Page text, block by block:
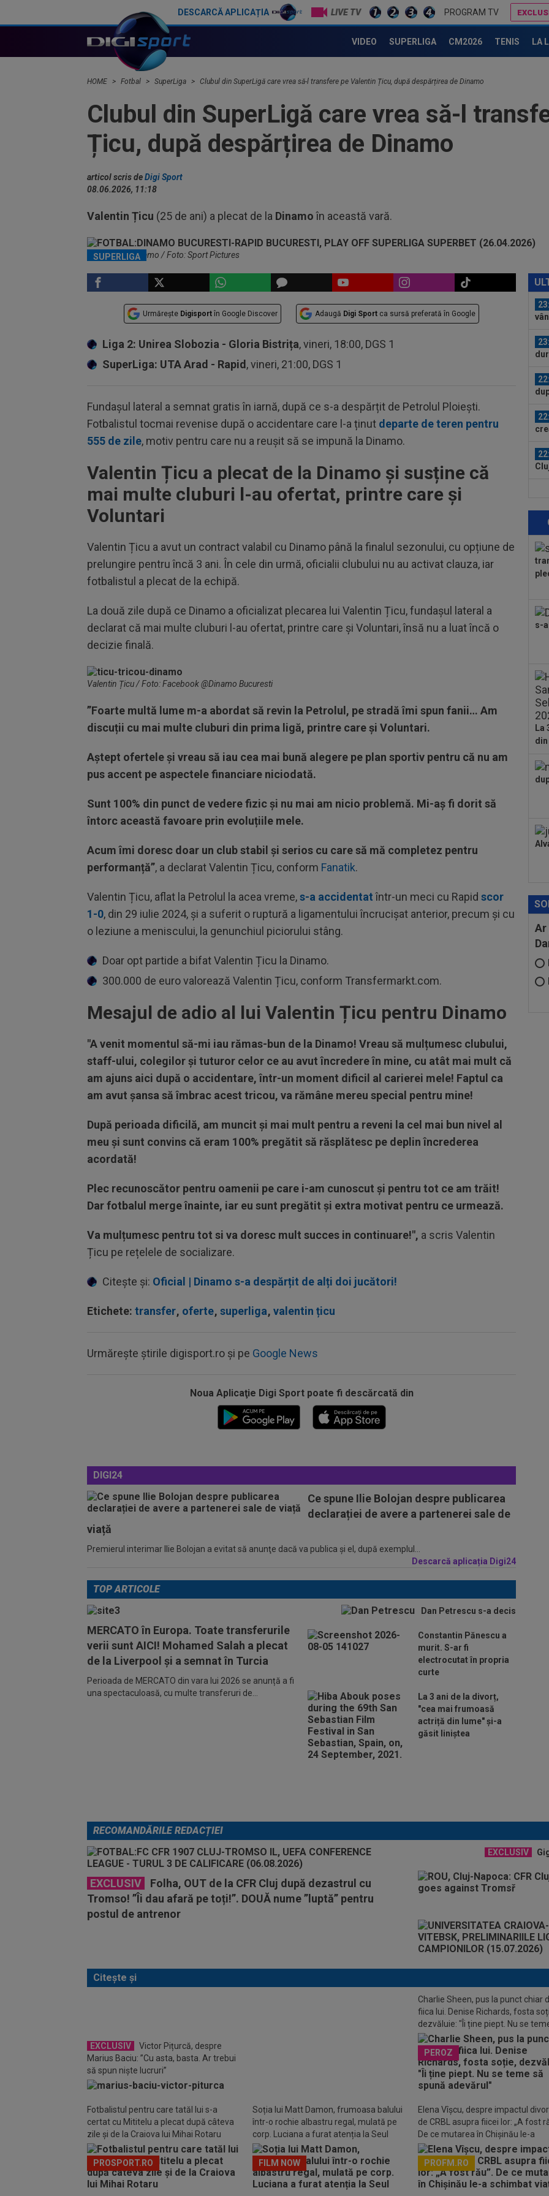
DESCARCĂ APLICAȚIA LIVE TV PROGRAM TV
VIDEO SUPERLIGA CM2026 TENIS LA
HOME Fotbal SuperLiga Clubul din SuperLigă care vrea să-l transfere pe Valentin Țicu, după despărțirea de Dinamo
Clubul din SuperLigă care vrea să-l
Țicu, după despărțirea de Dinamo
articol scris deDigi Sport
08.06.2026, 11:18
Valentin Țicu (25 de ani) a plecat de la Dinamoîn această vară.
SUPERLIGA
Jucătorii lui Dinamo / Foto: Sport Pictures
Urmărește Digisport în Google Discover Adaugă Digi Sport ca sursă preferată în Google
Liga 2: Unirea Slobozia - Gloria Bistrița, vineri, 18:00, DGS 1
SuperLiga: UTA Arad - Rapid , vineri, 21:00, DGS 1
Fundașul lateral a semnat gratis în iarnă, după ce s-a despărțit de Petrolul Ploiești.
Fotbalistul tocmai revenise după o accidentare care l-a ținut departe de teren pentru
555 de zile, motiv pentru care nu a reușit să se impună la Dinamo.
Valentin Țicu a plecat de la Dinamo și susține că
mai multe cluburi l-au ofertat, printre care și
Voluntari
Valentin Țicu a avut un contract valabil cu Dinamo până la finalul sezonului, cu opțiune de
prelungire pentru încă 3 ani. În cele din urmă, oficialii clubului nu au activat clauza, iar
fotbalistul a plecat de la echipă.
La două zile după ce Dinamo a oficializat plecarea lui Valentin Țicu, fundașul lateral a
declarat că mai multe cluburi l-au ofertat, printre care și Voluntari, însă nu a luat încă o
decizie finală.
Valentin Țicu / Foto: Facebook @Dinamo Bucuresti
”Foarte multă lume m-a abordat să revin la Petrolul, pe stradă îmi spun fanii… Am
discuții cu mai multe cluburi din prima ligă, printre care și Voluntari.
Aștept ofertele și vreau să iau cea mai bună alegere pe plan sportiv pentru că nu am
pus accent pe aspectele financiare niciodată.
Sunt 100% din punct de vedere fizic și nu mai am nicio problemă. Mi-aș fi dorit să
întorc această favoare prin evoluțiile mele.
Acum îmi doresc doar un club stabil și serios cu care să mă completez pentru
performanță”, a declarat Valentin Țicu, conform Fanatik.
Valentin Țicu, aflat la Petrolul la acea vreme,s-a accidentatîntr-un meci cu Rapid scor
1-0, din 29 iulie 2024, și a suferit o ruptură a ligamentului încrucișat anterior, precum și cu
o leziune a meniscului, la genunchiul piciorului stâng.
Doar opt partide a bifat Valentin Țicu la Dinamo.
300.000 de euro valorează Valentin Țicu, conform Transfermarkt.com.
Mesajul de adio al lui Valentin Țicu pentru Dinamo
"A venit momentul să-mi iau rămas-bun de la Dinamo! Vreau să mulțumesc clubului,
staff-ului, colegilor și tuturor celor ce au avut încredere în mine, cu atât mai mult că
am ajuns aici după o accidentare, într-un moment dificil al carierei mele! Faptul ca
am avut șansa să îmbrac acest tricou, va rămâne mereu special pentru mine!
După perioada dificilă, am muncit și mai mult pentru a reveni la cel mai bun nivel al
meu și sunt convins că eram 100% pregătit să răsplătesc pe deplin încrederea
acordată!
Plec recunoscător pentru oamenii pe care i-am cunoscut și pentru tot ce am trăit!
Dar fotbalul merge înainte, iar eu sunt pregătit și extra motivat pentru ce urmează.
Va mulțumesc pentru tot si va doresc mult succes in continuare!", a scris Valentin
Țicu pe rețelele de socializare.
Citește și: Oficial | Dinamo s-a despărțit de alți doi jucători!
Etichete: transfer, oferte, superliga, valentin țicu
Urmărește știrile digisport.ro și pe Google News
Noua Aplicaţie Digi Sport poate fi descărcată din
DIGI24
Ce spune Ilie Bolojan despre publicarea
declarației de avere a partenerei sale de
viață
Premierul interimar Ilie Bolojan a evitat să anunţe dacă va publica şi el, după exemplul...
Descarcă aplicația Digi24
de
s-
La
Ar
TOP ARTICOLE
MERCATO în Europa. Toate transferurile
verii sunt AICI! Mohamed Salah a plecat
de la Liverpool și a semnat în Turcia
Perioada de MERCATO din vara lui 2026 se anunță a fi
una spectaculoasă, cu multe transferuri de...
Dan Petrescu s-a decis
Constantin Pănescu a
murit. S-ar fi
electrocutat în propria
curte
La 3 ani de la divorț,
"cea mai frumoasă
actriță din lume" și-a
găsit liniștea
RECOMANDĂRILE REDACȚIEI
EXCLUSIV
Folha, OUT de la CFR Cluj după dezastrul cu
Tromso! ”Îi dau afară pe toți!”. DOUĂ nume ”luptă” pentru
postul de antrenor
EXCLUSIV
Citește și
EXCLUSIV
Victor Pițurcă, despre
Marius Baciu: ”Cu asta, basta. Ar trebui
să spun niște lucruri”
Charlie Sheen, pus la punct chiar
fiica lui. Denise Richards, fosta
dezvăluie: "Îi ține piept. Nu se
spună adevărul"
PEROZ
Fotbalistul pentru care tatăl lui s-a
certat cu Mititelu a plecat după câteva
zile și de la Craiova lui Mihai Rotaru
PROSPORT.RO
Soția lui Matt Damon, frumoasa balului
într-o rochie albastru regal, mulată pe
corp. Luciana a furat atenția la Seul
FILM NOW
Elena Vîșcu, despre impactul
de CRBL asupra fiicei lor: „A fost
De ce mutarea în Chișinău le-a
schimbat viața
PROFM.RO